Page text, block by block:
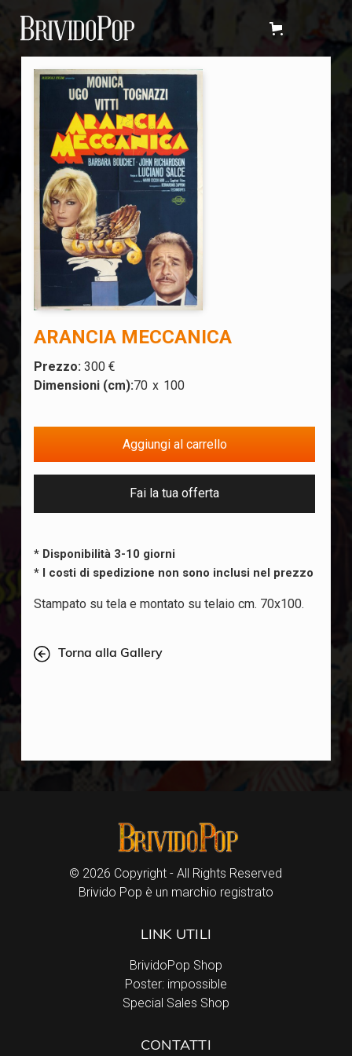
ARANCIA MECCANICA
Prezzo:300 €
Dimensioni (cm):70 x 100
Fai la tua offerta
* Disponibilità 3-10 giorni
* I costi di spedizione non sono inclusi nel prezzo
Stampato su tela e montato su telaio cm. 70x100.
Torna alla Gallery
© 2026 Copyright - All Rights Reserved
Brivido Pop è un marchio registrato
LINK UTILI
BrividoPop Shop
Poster: impossible
Special Sales Shop
CONTATTI